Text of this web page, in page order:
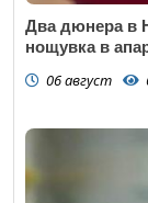
Два дюнера в
нощувка в
06 август